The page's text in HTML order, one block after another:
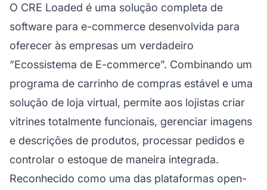
O CRE Loaded é uma solução completa de
software para e-commerce desenvolvida para
oferecer às empresas um verdadeiro
“Ecossistema de E-commerce”. Combinando um
programa de carrinho de compras estável e uma
solução de loja virtual, permite aos lojistas criar
vitrines totalmente funcionais, gerenciar imagens
e descrições de produtos, processar pedidos e
controlar o estoque de maneira integrada.
Reconhecido como uma das plataformas open-